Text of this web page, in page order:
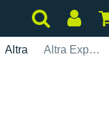
Altra Altra Experience Wild 3+